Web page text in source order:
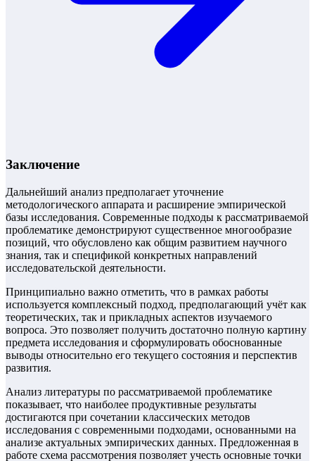
Заключение
Дальнейший анализ предполагает уточнение
методологического аппарата и расширение эмпирической
базы исследования. Современные подходы к рассматриваемой
проблематике демонстрируют существенное многообразие
позиций, что обусловлено как общим развитием научного
знания, так и спецификой конкретных направлений
исследовательской деятельности.
Принципиально важно отметить, что в рамках работы
используется комплексный подход, предполагающий учёт как
теоретических, так и прикладных аспектов изучаемого
вопроса. Это позволяет получить достаточно полную картину
предмета исследования и сформулировать обоснованные
выводы относительно его текущего состояния и перспектив
развития.
Анализ литературы по рассматриваемой проблематике
показывает, что наиболее продуктивные результаты
достигаются при сочетании классических методов
исследования с современными подходами, основанными на
анализе актуальных эмпирических данных. Предложенная в
работе схема рассмотрения позволяет учесть основные точки